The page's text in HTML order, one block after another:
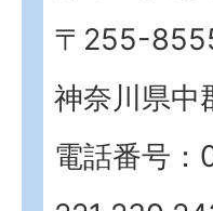
〒255-
神奈川県中
電話番号